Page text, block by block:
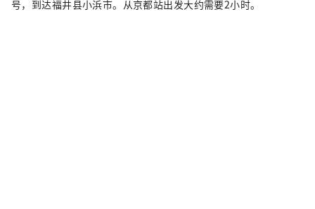
号，到达福井县小浜市。从京都站出发大约需要2小时。